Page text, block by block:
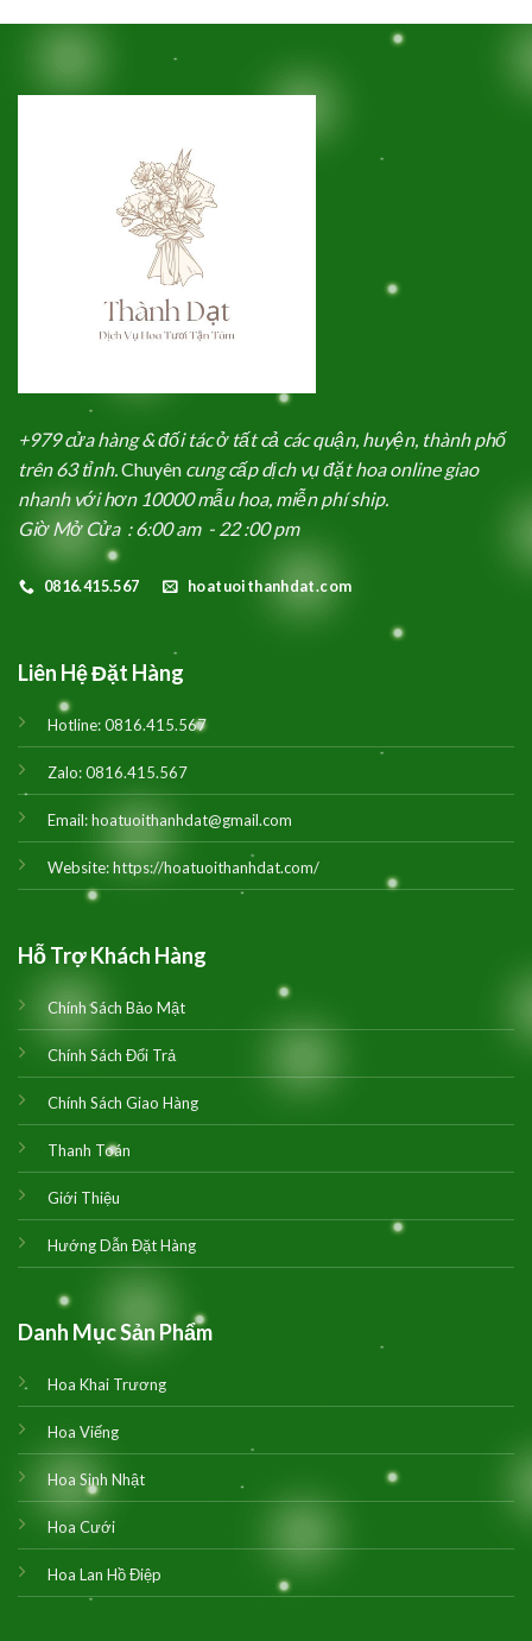
4,300,000₫.
+979 cửa hàng & đối tác ở tất cả các quận, huyện, thành phố
trên 63 tỉnh. Chuyên cung cấp dịch vụ đặt hoa online giao
nhanh với hơn 10000 mẫu hoa, miễn phí ship.
Giờ Mở Cửa : 6:00 am - 22 :00 pm
0816.415.567 hoatuoithanhdat.com
Liên Hệ Đặt Hàng
Hotline:0816.415.567
Zalo:0816.415.567
Email:hoatuoithanhdat@gmail.com
Website:https://hoatuoithanhdat.com/
Hỗ Trợ Khách Hàng
Chính Sách Bảo Mật
Chính Sách Đổi Trả
Chính Sách Giao Hàng
Thanh Toán
Giới Thiệu
Hướng Dẫn Đặt Hàng
Danh Mục Sản Phẩm
Hoa Khai Trương
Hoa Viếng
Hoa Sinh Nhật
Hoa Cưới
Hoa Lan Hồ Điệp